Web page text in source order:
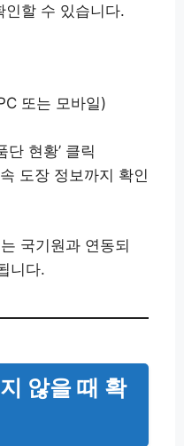
인할 수 있습니다.
또는 모바일)
단 현황’ 클릭
도장 정보까지 확인
국기원과 연동되
니다.
않을 때 확